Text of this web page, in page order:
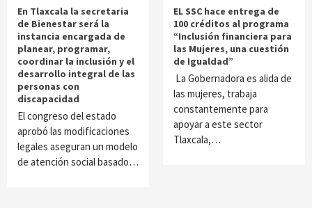
En Tlaxcala la secretaria
de Bienestar será la
instancia encargada de
planear, programar,
coordinar la inclusión y el
desarrollo integral de las
personas con
discapacidad
El congreso del estado
aprobó las modificaciones
legales aseguran un modelo
de atención social basado…
EL SSC hace entrega de
100 créditos al programa
“Inclusión financiera para
las Mujeres, una cuestión
de Igualdad”
La Gobernadora es alida de
las mujeres, trabaja
constantemente para
apoyar a este sector
Tlaxcala,…